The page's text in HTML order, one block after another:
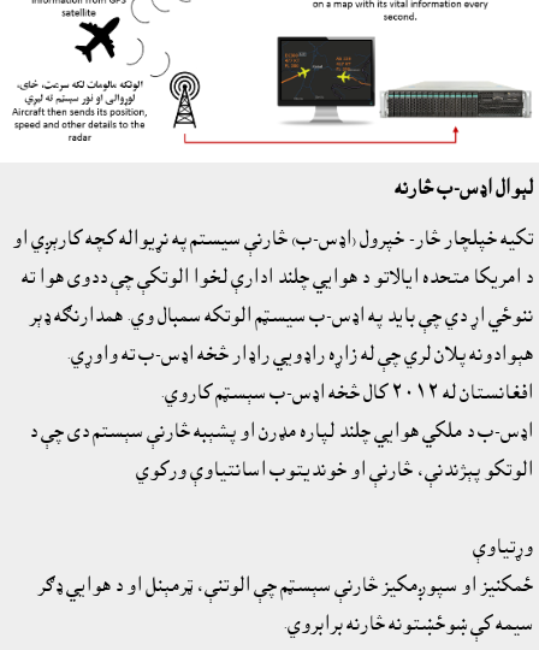
لېوال اډس-ب څارنه
تکيه خپلچار څار- خپرول (اډس-ب) څارنې سيستم په نړيواله کچه کارېږي او
د امريکا متحده ايالاتو د هوايي چلند ادارې لخوا الوتکې چې ددوى هوا ته
ننوځي اړ دي چې بايد په اډس-ب سيسټم الوتکه سمبال وي. همدارنګه ډېر
هېوادونه پلان لري چې له زاړه راډويي راډار څخه اډس-ب ته واوړي.
افغانستان له ٢٠١٢ کال څخه اډس-ب سېسټم کاروي.
اډس-ب د ملکي هوايي چلند لپاره مډرن او پشېبه څارنې سېستم دى چې د
الوتکو پېژندنې، څارنې او خونديتوب اسانتياوې ورکوي
وړتياوې
ځمکنيز او سپوږمکيز څارنې سېسټم چې الوتنې، ټرمېنل او د هوايي ډګر
سيمه کې ښوځښتونه څارنه برابروي.